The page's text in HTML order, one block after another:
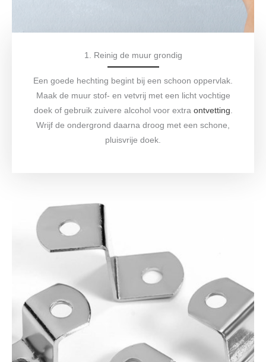
1. Reinig de muur grondig
Een goede hechting begint bij een schoon oppervlak.
Maak de muur stof- en vetvrij met een licht vochtige
doek of gebruik zuivere alcohol voor extra ontvetting
Wrijf de ondergrond daarna droog met een schone,
pluisvrije doek.